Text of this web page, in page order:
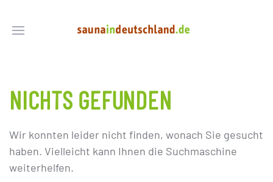
NICHTS GEFUNDEN
Wir konnten leider nicht finden, wonach Sie gesucht
haben. Vielleicht kann Ihnen die Suchmaschine
weiterhelfen.